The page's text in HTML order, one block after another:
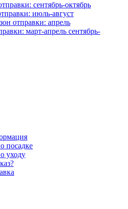
сентябрь-октябрь
июль-август
отправки: апрель
март-апрель сентябрь-
посадке
уходу